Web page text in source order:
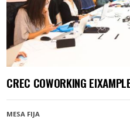
CREC COWORKING
MESA FIJA